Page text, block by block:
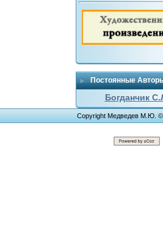
Постоянные
Богданчик
Copyright Медведев М.Ю. ©